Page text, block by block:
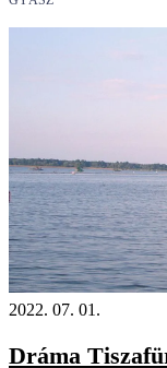
2022. 07. 01.
Dráma